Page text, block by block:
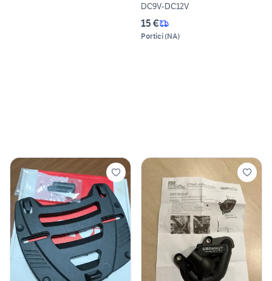
DC9V-DC12V
15 €
Portici(NA)